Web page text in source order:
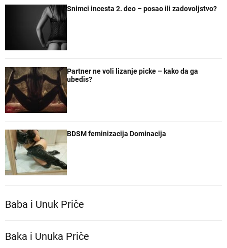
Snimci incesta 2. deo – posao ili zadovoljstvo?
Partner ne voli lizanje picke – kako da ga
ubedis?
BDSM feminizacija Dominacija
Baba i Unuk Priče
Baka i Unuka Pričе